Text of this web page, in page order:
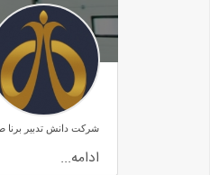
شرکت دانش تدبیر برنا
ادامه...